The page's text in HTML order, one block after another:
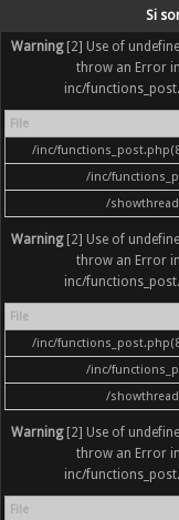
Si
Warning[2] Use of
throw an Error
inc/
File
/inc/
/inc/
/
Warning[2] Use of
throw an Error
inc/
File
/inc/
/inc/
/
Warning[2] Use of
throw an Error
inc/
File